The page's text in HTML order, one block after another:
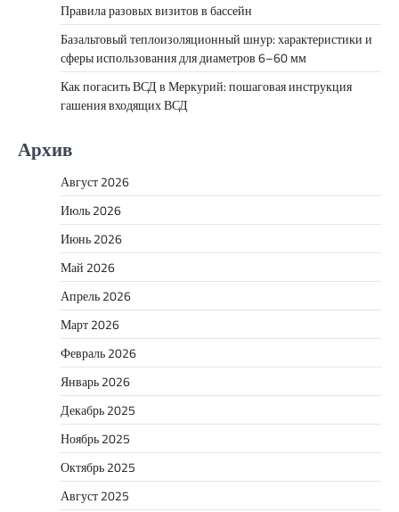
Правила разовых визитов в бассейн
Базальтовый теплоизоляционный шнур: характеристики и
сферы использования для диаметров 6–60 мм
Как погасить ВСД в Меркурий: пошаговая инструкция
гашения входящих ВСД
Архив
Август 2026
Июль 2026
Июнь 2026
Май 2026
Апрель 2026
Март 2026
Февраль 2026
Январь 2026
Декабрь 2025
Ноябрь 2025
Октябрь 2025
Август 2025